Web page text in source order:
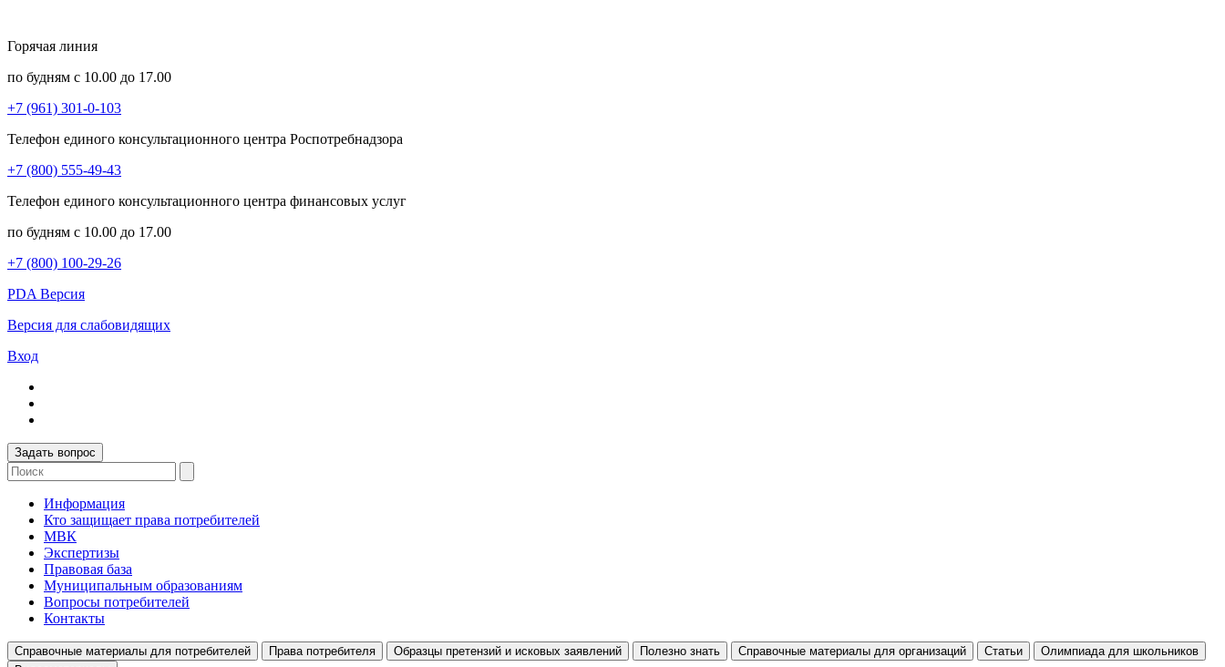
Горячая линия
по будням с 10.00 до 17.00
+7 (961) 301-0-103
Телефон единого консультационного центра Роспотребнадзора
+7 (800) 555-49-43
Телефон единого консультационного центра финансовых услуг
по будням с 10.00 до 17.00
+7 (800) 100-29-26
PDA Версия
Версия для слабовидящих
Вход
Задать вопрос
Информация
Кто защищает права потребителей
МВК
Экспертизы
Правовая база
Муниципальным образованиям
Вопросы потребителей
Контакты
Справочные материалы для потребителей Права потребителя Образцы претензий и исковых заявлений Полезно знать Справочные материалы для организаций Статьи
Олимпиада для школьников